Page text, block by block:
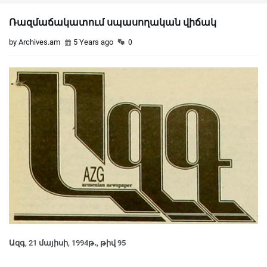
Ռազմաճակատում սպասողական վիճակ
by Archives.am 5 Years ago 0
Ազգ, 21 մայիսի, 1994թ․, թիվ 95